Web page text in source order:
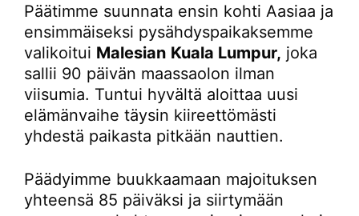
Päätimme suunnata ensin kohti Aasiaa ja
ensimmäiseksi pysähdyspaikaksemme
valikoitui Malesian Kuala Lumpur, joka
sallii 90 päivän maassaolon ilman
viisumia. Tuntui hyvältä aloittaa uusi
elämänvaihe täysin kiireettömästi
yhdestä paikasta pitkään nauttien.
Päädyimme buukkaamaan majoituksen
yhteensä 85 päiväksi ja siirtymään